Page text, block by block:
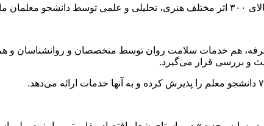
است.
غرفه، هم خدمات سلامت روان توسط متخصصان و روانشناسان و
و بررسی قرار می‌گیرد.